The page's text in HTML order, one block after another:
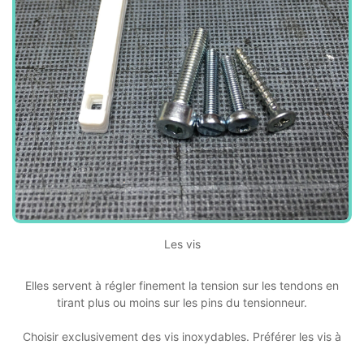
Les vis
Elles servent à régler finement la tension sur les tendons en
tirant plus ou moins sur les pins du tensionneur.
Choisir exclusivement des vis inoxydables. Préférer les vis à